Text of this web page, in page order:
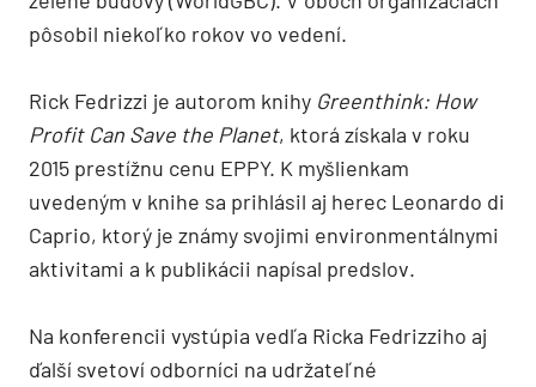
pôsobil niekoľko rokov vo vedení.
Rick Fedrizzi je autorom knihy Greenthink: How
Profit Can Save the Planet, ktorá získala v roku
2015 prestížnu cenu EPPY. K myšlienkam
uvedeným v knihe sa prihlásil aj herec Leonardo di
Caprio, ktorý je známy svojimi environmentálnymi
aktivitami a k publikácii napísal predslov.
Na konferencii vystúpia vedľa Ricka Fedrizziho aj
ďalší svetoví odborníci na udržateľné